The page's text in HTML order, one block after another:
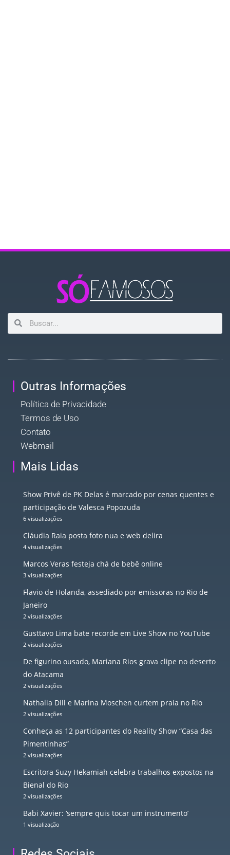
Outras Informações
Política de Privacidade
Termos de Uso
Contato
Webmail
Mais Lidas
Show Privê de PK Delas é marcado por cenas quentes e
participação de Valesca Popozuda
6 visualizações
Cláudia Raia posta foto nua e web delira
4 visualizações
Marcos Veras festeja chá de bebê online
3 visualizações
Flavio de Holanda, assediado por emissoras no Rio de
Janeiro
2 visualizações
Gusttavo Lima bate recorde em Live Show no YouTube
2 visualizações
De figurino ousado, Mariana Rios grava clipe no deserto
do Atacama
2 visualizações
Nathalia Dill e Marina Moschen curtem praia no Rio
2 visualizações
Conheça as 12 participantes do Reality Show “Casa das
Pimentinhas”
2 visualizações
Escritora Suzy Hekamiah celebra trabalhos expostos na
Bienal do Rio
2 visualizações
Babi Xavier: ‘sempre quis tocar um instrumento’
1 visualização